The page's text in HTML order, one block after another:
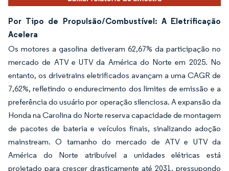
Por Tipo de Propulsão/Combustível: A Eletrificação
Acelera
Os motores a gasolina detiveram 62,67% da participação no
mercado de ATV e UTV da América do Norte em 2025. No
entanto, os drivetrains eletrificados avançam a uma CAGR de
7,62%, refletindo o endurecimento dos limites de emissão e a
preferência do usuário por operação silenciosa. A expansão da
Honda na Carolina do Norte reserva capacidade de montagem
de pacotes de bateria e veículos finais, sinalizando adoção
mainstream. O tamanho do mercado de ATV e UTV da
América do Norte atribuível a unidades elétricas está
projetado para crescer drasticamente até 2031, pressupondo